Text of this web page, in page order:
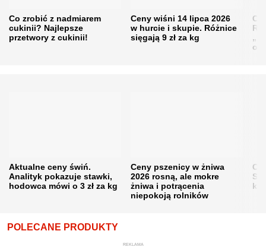
Co zrobić z nadmiarem
cukinii? Najlepsze
przetwory z cukinii!
Ceny wiśni 14 lipca 2026
w hurcie i skupie. Różnice
sięgają 9 zł za kg
Aktualne ceny świń.
Analityk pokazuje stawki,
hodowca mówi o 3 zł za kg
Ceny pszenicy w żniwa
2026 rosną, ale mokre
żniwa i potrącenia
niepokoją rolników
POLECANE PRODUKTY
REKLAMA